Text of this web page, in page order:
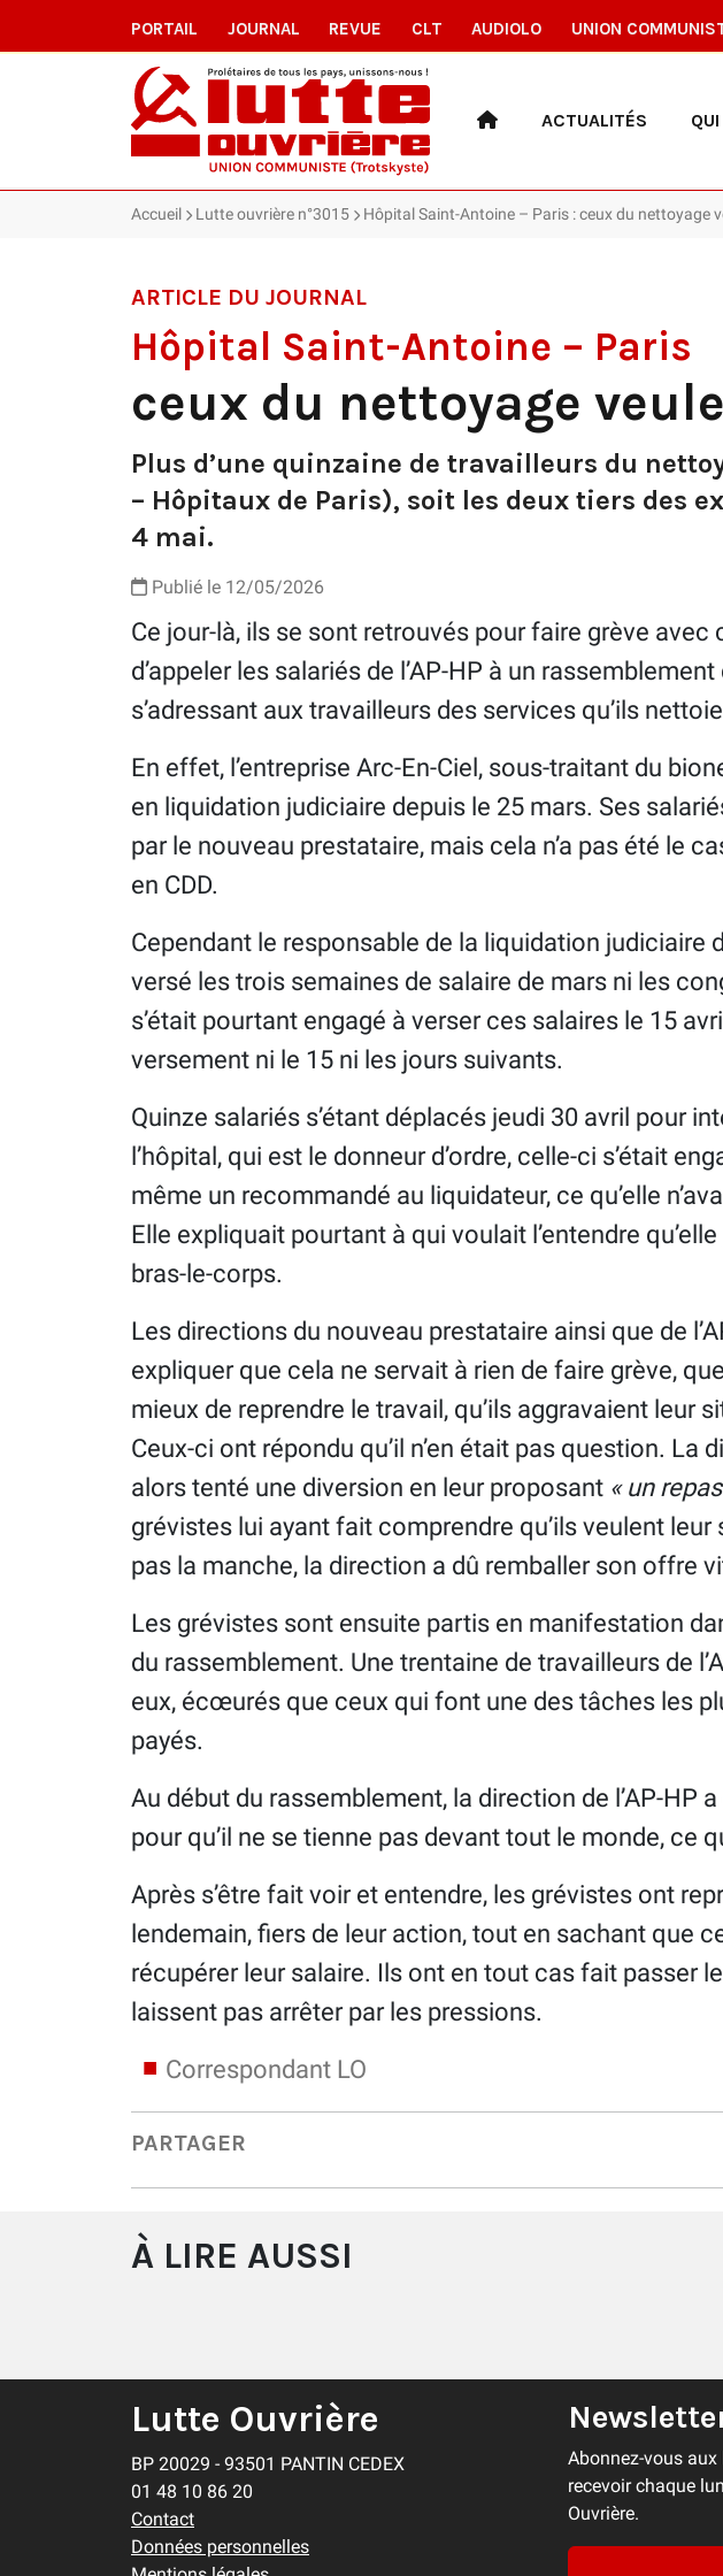
PORTAIL JOURNAL REVUE CLT AUDIOLO UNION
ACTUALITÉS
Accueil Lutte ouvrière n°3015 Hôpital Saint-Antoine – Paris : ceux du nettoyage
ARTICLE DU JOURNAL
Hôpital Saint-Antoine – Paris
ceux du nettoyage
Plus d’une quinzaine de travailleurs du
– Hôpitaux de Paris), soit les deux tiers des
4 mai.
Publié le 12/05/2026
Ce jour-là, ils se sont retrouvés pour faire grève
d’appeler les salariés de l’AP-HP à un rassemblement
s’adressant aux travailleurs des services qu’ils
En effet, l’entreprise Arc-En-Ciel, sous-traitant du
en liquidation judiciaire depuis le 25 mars. Ses
par le nouveau prestataire, mais cela n’a pas été le
en CDD.
Cependant le responsable de la liquidation judiciaire
versé les trois semaines de salaire de mars ni les
s’était pourtant engagé à verser ces salaires le 15
versement ni le 15 ni les jours suivants.
Quinze salariés s’étant déplacés jeudi 30 avril pour
l’hôpital, qui est le donneur d’ordre, celle-ci s’était
même un recommandé au liquidateur, ce qu’elle
Elle expliquait pourtant à qui voulait l’entendre
bras-le-corps.
Les directions du nouveau prestataire ainsi que de
expliquer que cela ne servait à rien de faire grève,
mieux de reprendre le travail, qu’ils aggravaient leur
Ceux-ci ont répondu qu’il n’en était pas question. La
alors tenté une diversion en leur proposant « un
grévistes lui ayant fait comprendre qu’ils veulent leur
pas la manche, la direction a dû remballer son offre
Les grévistes sont ensuite partis en manifestation
du rassemblement. Une trentaine de travailleurs de
eux, écœurés que ceux qui font une des tâches les
payés.
Au début du rassemblement, la direction de l’AP-HP
pour qu’il ne se tienne pas devant tout le monde, ce
Après s’être fait voir et entendre, les grévistes ont
lendemain, fiers de leur action, tout en sachant que
récupérer leur salaire. Ils ont en tout cas fait passer
laissent pas arrêter par les pressions.
Correspondant LO
PARTAGER
À LIRE AUSSI
Lutte Ouvrière
BP 20029 - 93501 PANTIN CEDEX
01 48 10 86 20
Contact
Données personnelles
Abonnez-vous
recevoir chaque
Ouvrière.